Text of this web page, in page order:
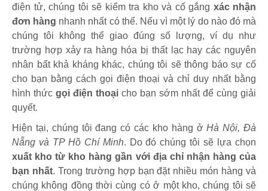
điện tử, chúng tôi sẽ kiểm tra kho và cố gắng xác nhận
đơn hàng nhanh nhất có thể. Nếu vì một lý do nào đó mà
chúng tôi không thể giao đúng số lượng, ví dụ như
trường hợp xảy ra hàng hóa bị thất lạc hay các nguyên
nhân bất khả kháng khác, chúng tôi sẽ thông báo sự cố
cho bạn bằng cách gọi điện thoại và chỉ duy nhất bằng
hình thức gọi điện thoại cho bạn sớm nhất để cùng giải
quyết.
Hiện tại, chúng tôi đang có các kho hàng ởHà Nội, Đà
Nẵng và TP Hồ Chí Minh. Do đó chúng tôi sẽ lựa chọn
xuất kho từ kho hàng gần với địa chỉ nhận hàng của
bạn nhất. Trong trường hợp bạn đặt nhiều món hàng và
chúng không đồng thời cùng có ở một kho, chúng tôi sẽ